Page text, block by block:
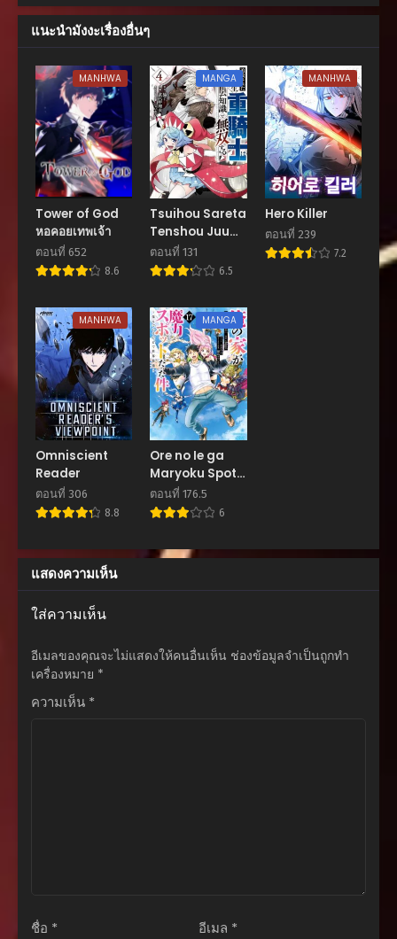
ตอนที่ 155
ตุลาคม 12, 2025
ตอนที่ 154
ตุลาคม 12, 2025
ตอนที่ 153
ตุลาคม 1, 2025
ตอนที่ 152
กันยายน 27, 2025
ตอนที่ 151
กันยายน 26, 2025
ตอนที่ 149
กันยายน 22, 2025
ตอนที่ 148
กันยายน 22, 2025
ตอนที่ 147
ตอนที่ 146
กันยายน 17, 2025
ตอนที่ 145
กันยายน 17, 2025
ตอนที่ 144
ตอนที่ 143
กันยายน 17, 2025
ตอนที่ 138
แนะนำมังงะเรื่องอื่นๆ
MANHWA
Tower of God
หอคอยเทพเจ้า
ตอนที่ 652
8.6
MANGA
Tsuihou Sareta
Tenshou Juu
Kishi wa game
Chishiki de
ตอนที่ 131
6.5
MANHWA
Hero Killer
ตอนที่ 239
7.2
MANHWA
Omniscient
Reader
ตอนที่ 306
8.8
MANGA
Ore no Ie ga
Maryoku Spot
Datta Ken –
Sundeiru Dake
ตอนที่ 176.5
6
แสดงความเห็น
ใส่ความเห็น
อีเมลของคุณจะไม่แสดงให้คนอื่นเห็น ช่องข้อมูลจำเป็นถูกทำ
เครื่องหมาย *
ความเห็น *
ชื่อ * อีเมล *